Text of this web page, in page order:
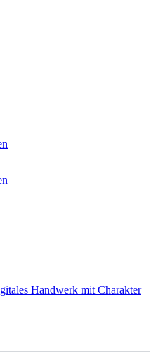
Handwerk mit Charakter